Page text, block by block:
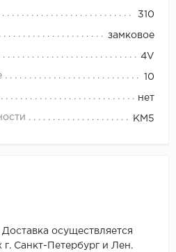
ROYCE
SPC
SPC Flooring
310
замковое
4V
10
нет
КМ5
осуществляется
Санкт-Петербург и Лен.